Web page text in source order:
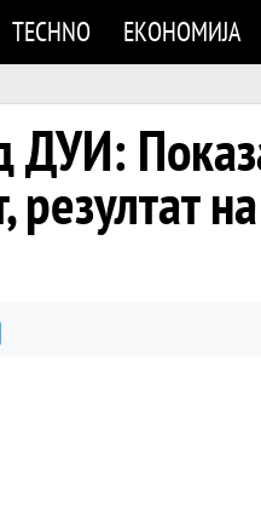
TECHNO ЕКОНОМИЈА
ДУИ: